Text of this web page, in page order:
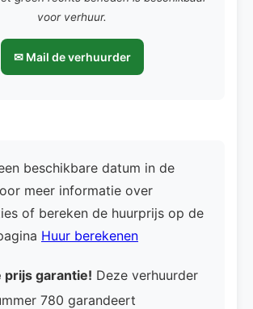
voor verhuur.
✉ Mail de verhuurder
beschikbare datum in de
meer informatie over
of bereken de huurprijs op de
Huur berekenen
prijs garantie! Deze verhuurder
780 garandeert